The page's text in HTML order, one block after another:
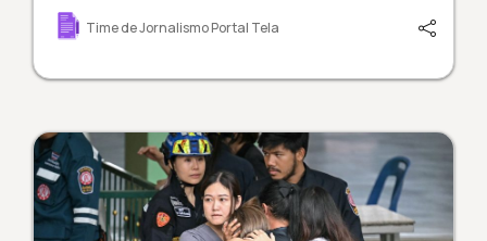
Time de Jornalismo Portal Tela